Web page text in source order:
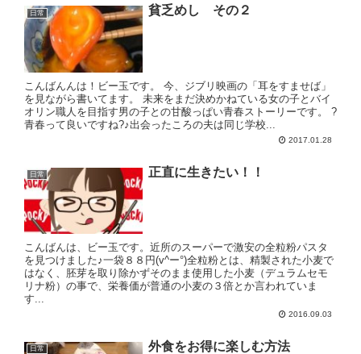
日常 貧乏めし その２
こんばんんは！ビー玉です。 今、ジブリ映画の「耳をすませば」
を見ながら書いてます。 未来をまだ決めかねている女の子とバイ
オリン職人を目指す男の子との甘酸っぱい青春ストーリーです。 ?
青春って良いですね?♪出会ったころの夫は同じ学校...
2017.01.28
日常 正直に生きたい！！
こんばんは、ビー玉です。近所のスーパーで激安の全粒粉パスタ
を見つけました♪一袋８８円(v^ー°)全粒粉とは、精製された小麦で
はなく、胚芽を取り除かずそのまま使用した小麦（デュラムセモ
リナ粉）の事で、栄養価が普通の小麦の３倍とか言われていま
す...
2016.09.03
日常 外食をお得に楽しむ方法